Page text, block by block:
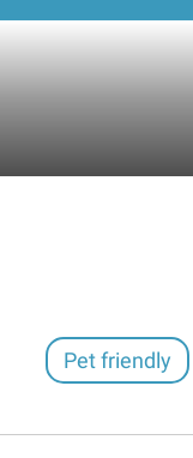
Pet friendly